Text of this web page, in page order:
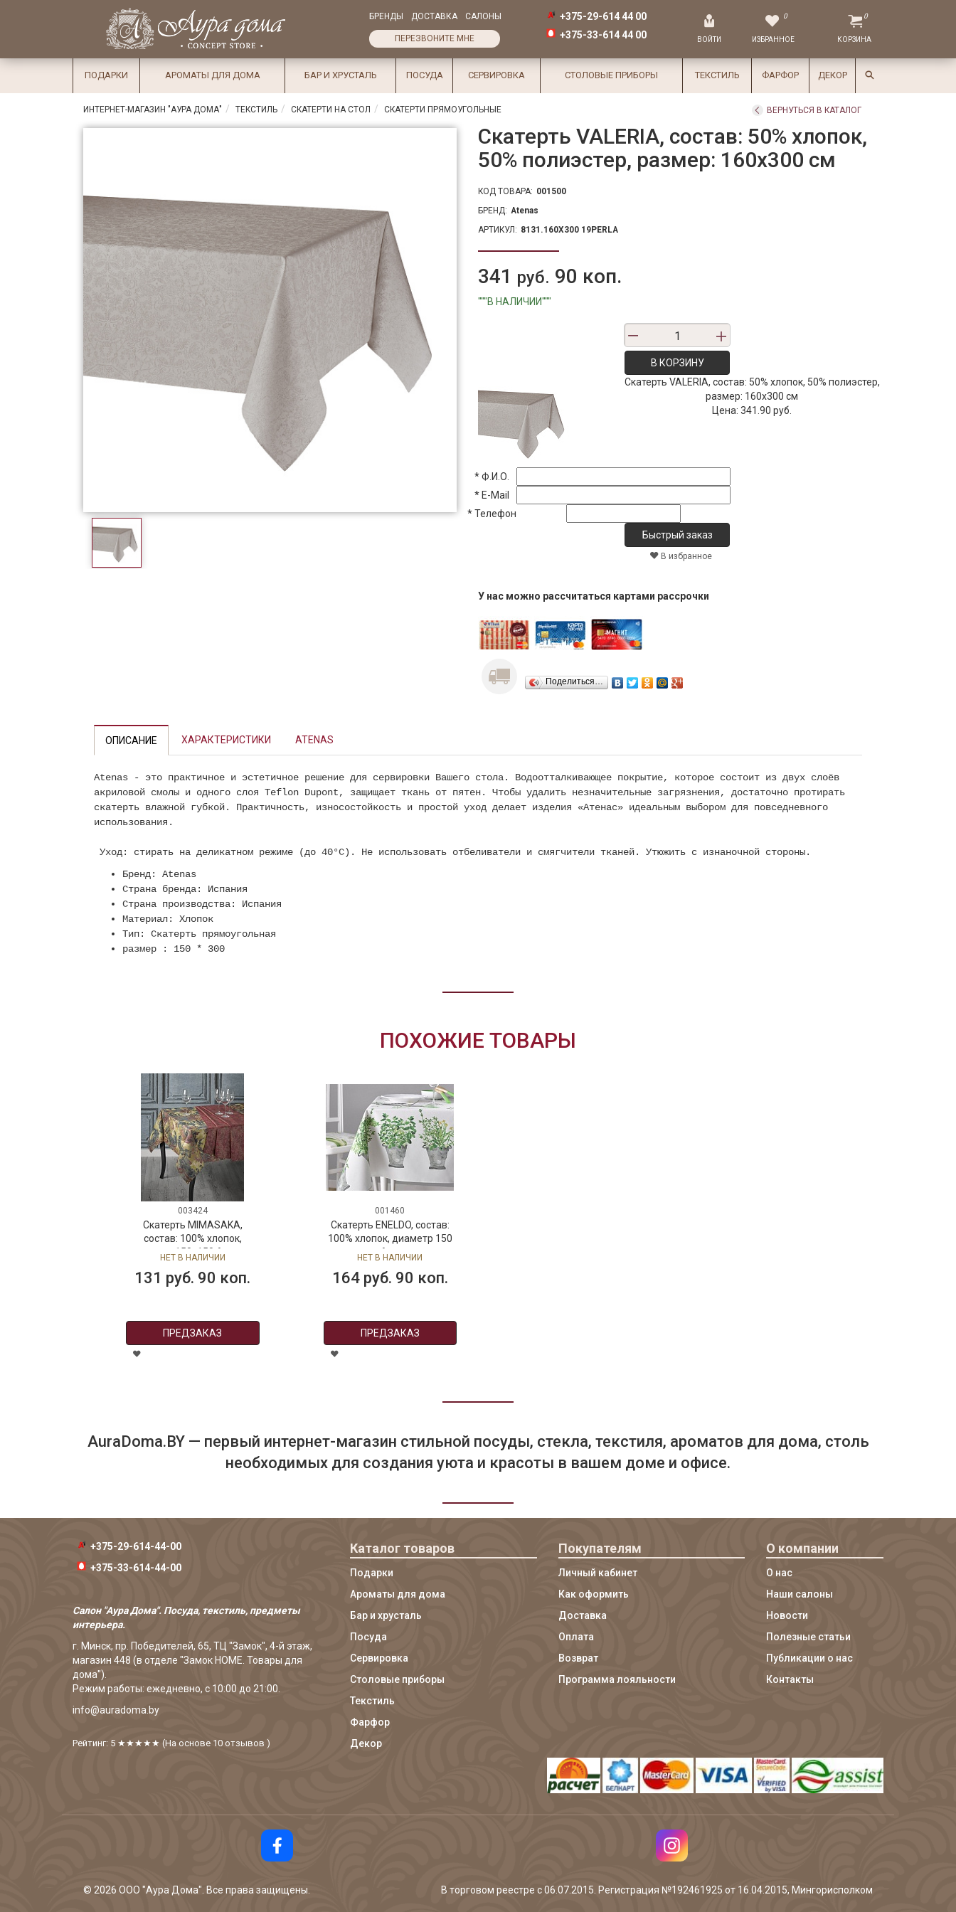
Избранное
×
СалоныДоставка
Оплата
Подарки
Ароматы
для дома
Сервировка
приборы
БРЕНДЫ ДОСТАВКА САЛОНЫ
ПЕРЕЗВОНИТЕ МНЕ
+375-29-614 44 00
+375-33-614 44 00
ВОЙТИ
0
ИЗБРАННОЕ
0
КОРЗИНА
ПОДАРКИ АРОМАТЫ ДЛЯ ДОМА БАР И ХРУСТАЛЬ ПОСУДА СЕРВИРОВКА СТОЛОВЫЕ ПРИБОРЫ ТЕКСТИЛЬ ФАРФОР ДЕКОР
ИНТЕРНЕТ-МАГАЗИН "АУРА ДОМА" ТЕКСТИЛЬ СКАТЕРТИ НА СТОЛ СКАТЕРТИ ПРЯМОУГОЛЬНЫЕ ВЕРНУТЬСЯ В КАТАЛОГ
Скатерть VALERIA, состав: 50% хлопок,
50% полиэстер, размер: 160х300 см
КОД ТОВАРА: 001500
БРЕНД: Atenas
АРТИКУЛ: 8131.160X300 19PERLA
341 руб. 90 коп.
"""В НАЛИЧИИ"""
В КОРЗИНУ
Скатерть VALERIA, состав: 50% хлопок, 50% полиэстер,
размер: 160х300 см
Цена: 341.90 руб.
*Ф.И.О.
* E-Mail
*Телефон
В избранное
У нас можно рассчитаться картами рассрочки
Поделиться…
ОПИСАНИЕ ХАРАКТЕРИСТИКИ ATENAS
Atenas - это практичное и эстетичное решение для сервировки Вашего стола. Водоотталкивающее покрытие, которое состоит из двух слоёв
акриловой смолы и одного слоя Teflon Dupont, защищает ткань от пятен. Чтобы удалить незначительные загрязнения, достаточно протирать
скатерть влажной губкой. Практичность, износостойкость и простой уход делает изделия «Атенас» идеальным выбором для повседневного
использования.
Уход: стирать на деликатном режиме (до 40°С). Не использовать отбеливатели и смягчители тканей. Утюжить с изнаночной стороны.
Бренд: Atenas
Страна бренда: Испания
Страна производства: Испания
Материал: Хлопок
Тип: Скатерть прямоугольная
размер : 150 * 300
ПОХОЖИЕ ТОВАРЫ
003424
Скатерть MIMASAKA,
состав: 100% хлопок,
размер: 150х150,Atenas
НЕТ В НАЛИЧИИ
131 руб. 90 коп.
ПРЕДЗАКАЗ
001460
Скатерть ENELDO, состав:
100% хлопок, диаметр 150
см,Atenas
НЕТ В НАЛИЧИИ
164 руб. 90 коп.
ПРЕДЗАКАЗ
AuraDoma.BY — первый интернет-магазин стильной посуды, стекла, текстиля, ароматов для дома, столь
необходимых для создания уюта и красоты в вашем доме и офисе.
+375-29-614-44-00
+375-33-614-44-00
Салон "Аура Дома". Посуда, текстиль, предметы
интерьера.
г. Минск, пр. Победителей, 65, ТЦ "Замок", 4-й этаж,
магазин 448 (в отделе "Замок HOME. Товары для
дома").
Режим работы: ежедневно, с 10:00 до 21:00.
info@auradoma.by
Рейтинг: 5 ★★★★★ (На основе 10 отзывов )
Каталог товаров
Подарки
Ароматы для дома
Бар и хрусталь
Посуда
Сервировка
Столовые приборы
Текстиль
Фарфор
Декор
Покупателям
Личный кабинет
Как оформить
Доставка
Оплата
Возврат
Программа лояльности
О компании
О нас
Наши салоны
Новости
Полезные статьи
Публикации о нас
Контакты
© 2026 ООО "Аура Дома". Все права защищены. В торговом реестре с 06.07.2015. Регистрация №192461925 от 16.04.2015, Мингорисполком